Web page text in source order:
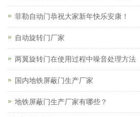
菲勒自动门恭祝大家新年快乐安康！
自动旋转门厂家
两翼旋转门在使用过程中噪音处理方法
国内地铁屏蔽门生产厂家
地铁屏蔽门生产厂家有哪些？